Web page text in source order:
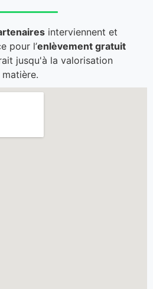
interviennent et
pour l’enlèvement gratuit
jusqu'à la valorisation
matière.